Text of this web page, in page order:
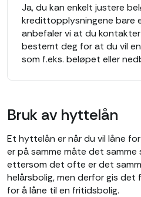
Ja, du kan enkelt justere
kredittopplysningene bare
anbefaler vi at du
bestemt deg for at du vil
som f.eks. beløpet eller
Bruk av hyttelån
Et hyttelån er når du vil låne
er på samme måte det samme
ettersom det ofte er det
helårsbolig, men derfor gis
for å låne til en fritidsbolig.